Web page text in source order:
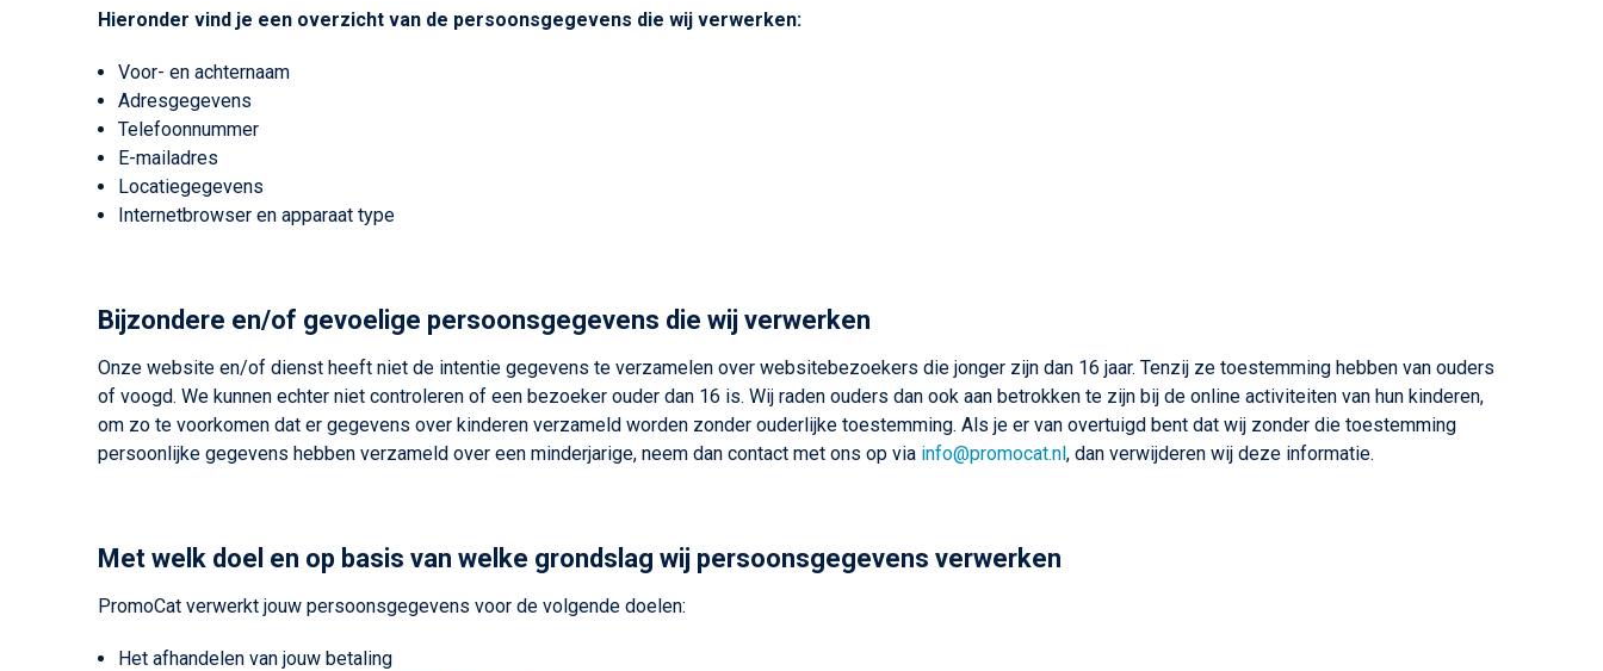
Hieronder vind je een overzicht van de persoonsgegevens die wij verwerken:
Voor- en achternaam
Adresgegevens
Telefoonnummer
E-mailadres
Locatiegegevens
Internetbrowser en apparaat type
Bijzondere en/of gevoelige persoonsgegevens die wij verwerken
Onze website en/of dienst heeft niet de intentie gegevens te verzamelen over websitebezoekers die jonger zijn dan 16 jaar. Tenzij ze toestemming hebben van ouders
of voogd. We kunnen echter niet controleren of een bezoeker ouder dan 16 is. Wij raden ouders dan ook aan betrokken te zijn bij de online activiteiten van hun kinderen,
om zo te voorkomen dat er gegevens over kinderen verzameld worden zonder ouderlijke toestemming. Als je er van overtuigd bent dat wij zonder die toestemming
persoonlijke gegevens hebben verzameld over een minderjarige, neem dan contact met ons op via info@promocat.nl, dan verwijderen wij deze informatie.
Met welk doel en op basis van welke grondslag wij persoonsgegevens verwerken
PromoCat verwerkt jouw persoonsgegevens voor de volgende doelen:
Het afhandelen van jouw betaling